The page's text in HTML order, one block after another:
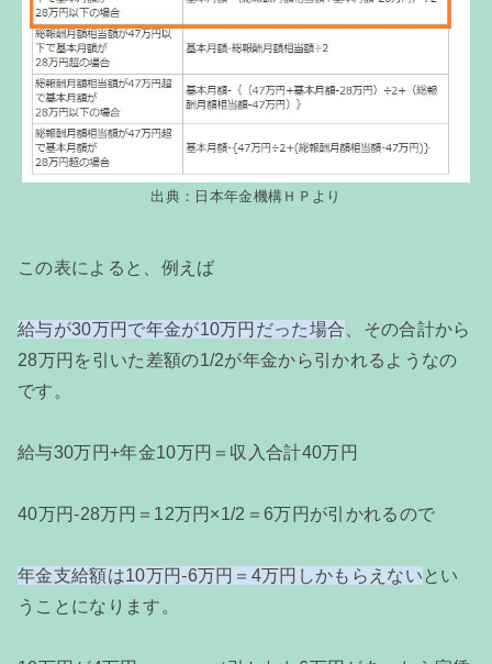
出典：日本年金機構ＨＰより
この表によると、例えば
給与が30万円で年金が10万円だった場合 、その合計から
28万円を引いた差額の1/2が年金から引かれるようなの
です。
給与30万円+年金10万円＝収入合計40万円
40万円-28万円＝12万円×1/2＝6万円が引かれるので
年金支給額は10万円-6万円＝4万円しかもらえない とい
うことになります。